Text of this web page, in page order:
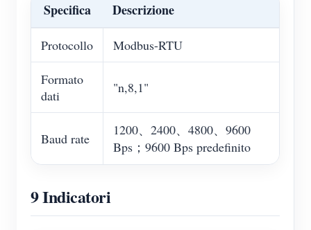
Specifica Descrizione
Protocollo Modbus-RTU
Formato
dati
"n,8,1"
Baud rate
1200、2400、4800、9600
Bps；9600 Bps predefinito
9 Indicatori